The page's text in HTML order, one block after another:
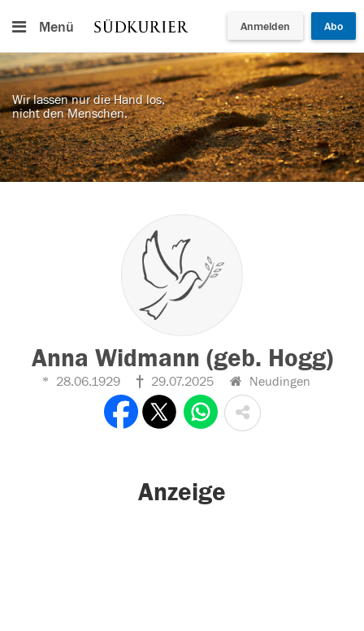
Menü Anmelden Abo
Wir lassen nur die Hand los,
nicht den Menschen.
Anna Widmann (geb. Hogg)
28.06.1929 29.07.2025 Neudingen
Anzeige